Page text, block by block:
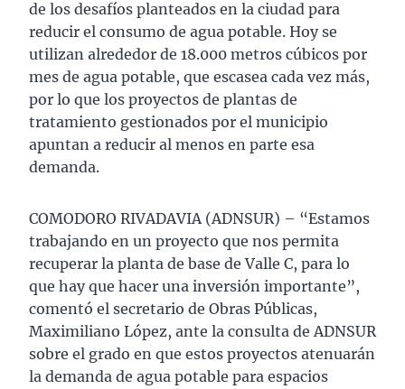
de los desafíos planteados en la ciudad para
reducir el consumo de agua potable. Hoy se
utilizan alrededor de 18.000 metros cúbicos por
mes de agua potable, que escasea cada vez más,
por lo que los proyectos de plantas de
tratamiento gestionados por el municipio
apuntan a reducir al menos en parte esa
demanda.
COMODORO RIVADAVIA (ADNSUR) – “Estamos
trabajando en un proyecto que nos permita
recuperar la planta de base de Valle C, para lo
que hay que hacer una inversión importante”,
comentó el secretario de Obras Públicas,
Maximiliano López, ante la consulta de ADNSUR
sobre el grado en que estos proyectos atenuarán
la demanda de agua potable para espacios